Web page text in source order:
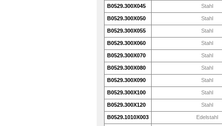
B0529.300X045 Stahl
B0529.300X050 Stahl
B0529.300X055 Stahl
B0529.300X060 Stahl
B0529.300X070 Stahl
B0529.300X080 Stahl
B0529.300X090 Stahl
B0529.300X100 Stahl
B0529.300X120 Stahl
B0529.1010X003 Edelstahl